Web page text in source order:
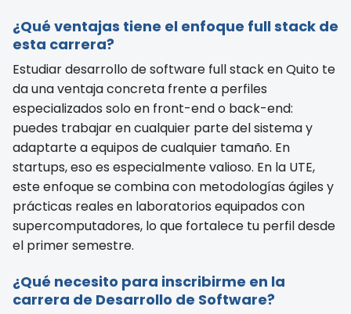
¿Qué ventajas tiene el enfoque full stack de
esta carrera?
Estudiar desarrollo de software full stack en Quito te
da una ventaja concreta frente a perfiles
especializados solo en front-end o back-end:
puedes trabajar en cualquier parte del sistema y
adaptarte a equipos de cualquier tamaño. En
startups, eso es especialmente valioso. En la UTE,
este enfoque se combina con metodologías ágiles y
prácticas reales en laboratorios equipados con
supercomputadores, lo que fortalece tu perfil desde
el primer semestre.
¿Qué necesito para inscribirme en la
carrera de Desarrollo de Software?